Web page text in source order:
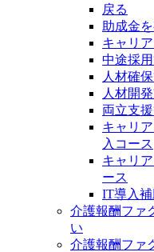
戻る
助成金
キャリ
中途採
人材確
人材開
両立支
キャリ
入コース
キャリ
ース
IT導入
介護報酬ファ
い
介護報酬ファ